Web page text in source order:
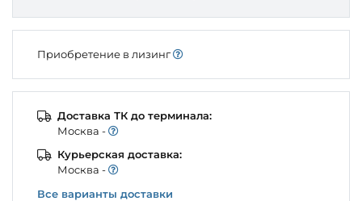
Приобретение в лизинг
Доставка ТК до терминала:
Моcква -
Курьерская доставка:
Моcква -
Все варианты доставки